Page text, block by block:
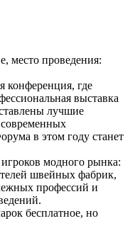
место проведения:
конференция, где
выставка
лучшие
в этом году станет
модного рынка:
швейных фабрик,
профессий и
бесплатное, но